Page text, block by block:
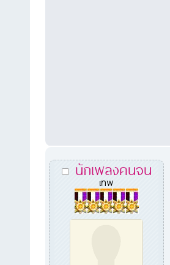
นักเพลงคนจน
เทพ